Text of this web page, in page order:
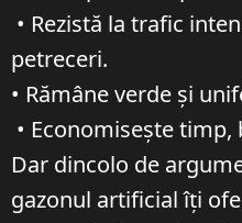
• Rezistă la trafic
petreceri.
• Rămâne verde și
• Economisește timp,
Dar dincolo de
gazonul artificial îți